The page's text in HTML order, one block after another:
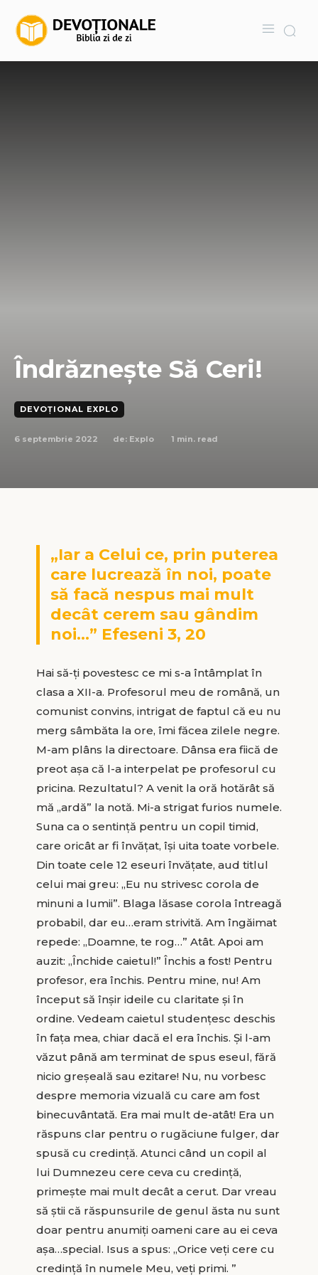
Îndrăzneşte Să Ceri!
DEVOȚIONAL EXPLO
6 septembrie 2022 de: Explo 1 min. read
„Iar a Celui ce, prin puterea
care lucrează în noi, poate
să facă nespus mai mult
decât cerem sau gândim
noi…” Efeseni 3, 20
Hai să-ți povestesc ce mi s-a întâmplat în
clasa a XII-a. Profesorul meu de română, un
comunist convins, intrigat de faptul că eu nu
merg sâmbăta la ore, îmi făcea zilele negre.
M-am plâns la directoare. Dânsa era fiică de
preot așa că l-a interpelat pe profesorul cu
pricina. Rezultatul? A venit la oră hotărât să
mă „ardă” la notă. Mi-a strigat furios numele.
Suna ca o sentință pentru un copil timid,
care oricât ar fi învățat, își uita toate vorbele.
Din toate cele 12 eseuri învăţate, aud titlul
celui mai greu: „Eu nu strivesc corola de
minuni a lumii”. Blaga lăsase corola întreagă
probabil, dar eu…eram strivită. Am îngăimat
repede: „Doamne, te rog…” Atât. Apoi am
auzit: „Închide caietul!” Închis a fost! Pentru
profesor, era închis. Pentru mine, nu! Am
început să înşir ideile cu claritate și în
ordine. Vedeam caietul studențesc deschis
în fața mea, chiar dacă el era închis. Și l-am
văzut până am terminat de spus eseul, fără
nicio greșeală sau ezitare! Nu, nu vorbesc
despre memoria vizuală cu care am fost
binecuvântată. Era mai mult de-atât! Era un
răspuns clar pentru o rugăciune fulger, dar
spusă cu credință. Atunci când un copil al
lui Dumnezeu cere ceva cu credință,
primește mai mult decât a cerut. Dar vreau
să știi că răspunsurile de genul ăsta nu sunt
doar pentru anumiți oameni care au ei ceva
așa…special. Isus a spus: „Orice veți cere cu
credință în numele Meu, veți primi. ”